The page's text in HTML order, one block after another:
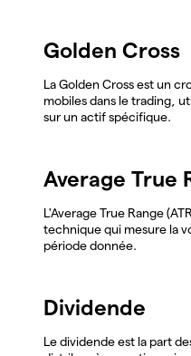
Golden Cross
La Golden Cross est un
mobiles dans le trading,
sur un actif spécifique.
Average True
L'Average True Range
technique qui mesure la
période donnée.
Dividende
Le dividende est la part